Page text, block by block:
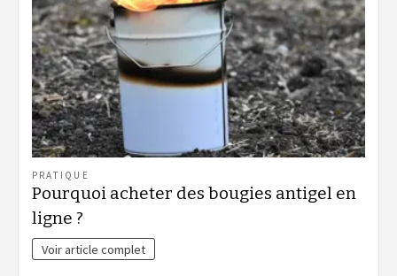
PRATIQUE
Pourquoi acheter des bougies antigel en
ligne ?
Voir article complet